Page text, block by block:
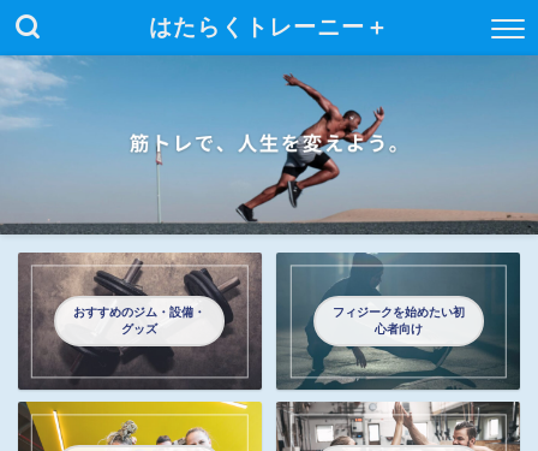
はたらくトレーニー＋
おすすめのジム・設備・
グッズ
フィジークを始めたい初
心者向け